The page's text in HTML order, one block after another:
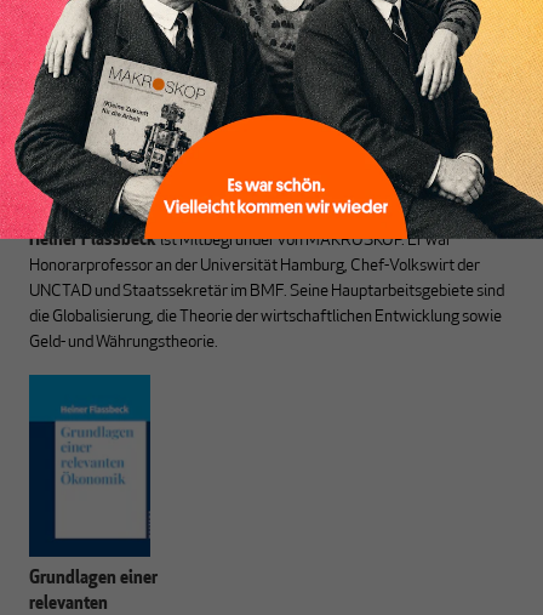
aus den schmaler
werdenden Leitplanken
des Denkens aus.
hiereinloggen!
Heiner Flassbeckist Mitbegründer von MAKROSKOP.Er war
Honorarprofessor an der Universität Hamburg, Chef-Volkswirt der
UNCTAD und Staatssekretär im BMF. Seine Hauptarbeitsgebiete sind
die Globalisierung, die Theorie der wirtschaftlichen Entwicklung sowie
Geld- und Währungstheorie.
Grundlagen einer
relevanten